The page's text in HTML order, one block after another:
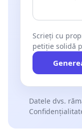
Scrieți cu
petiție solidă
Datele dvs.